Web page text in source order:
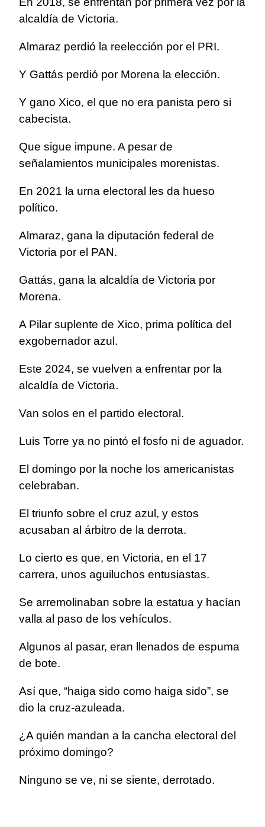
alcaldía de Victoria.
Almaraz perdió la reelección por el PRI.
Y Gattás perdió por Morena la elección.
Y gano Xico, el que no era panista pero si
cabecista.
Que sigue impune. A pesar de
señalamientos municipales morenistas.
En 2021 la urna electoral les da hueso
político.
Almaraz, gana la diputación federal de
Victoria por el PAN.
Gattás, gana la alcaldía de Victoria por
Morena.
A Pilar suplente de Xico, prima política del
exgobernador azul.
Este 2024, se vuelven a enfrentar por la
alcaldía de Victoria.
Van solos en el partido electoral.
Luis Torre ya no pintó el fosfo ni de aguador.
El domingo por la noche los americanistas
celebraban.
El triunfo sobre el cruz azul, y estos
acusaban al árbitro de la derrota.
Lo cierto es que, en Victoria, en el 17
carrera, unos aguiluchos entusiastas.
Se arremolinaban sobre la estatua y hacían
valla al paso de los vehículos.
Algunos al pasar, eran llenados de espuma
de bote.
Así que, “haiga sido como haiga sido”, se
dio la cruz-azuleada.
¿A quién mandan a la cancha electoral del
próximo domingo?
Ninguno se ve, ni se siente, derrotado.